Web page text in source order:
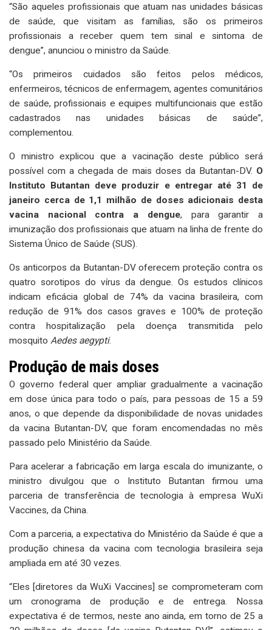
“São aqueles profissionais que atuam nas unidades básicas
de saúde, que visitam as famílias, são os primeiros
profissionais a receber quem tem sinal e sintoma de
dengue”, anunciou o ministro da Saúde.
“Os primeiros cuidados são feitos pelos médicos,
enfermeiros, técnicos de enfermagem, agentes comunitários
de saúde, profissionais e equipes multifuncionais que estão
cadastrados nas unidades básicas de saúde”,
complementou.
O ministro explicou que a vacinação deste público será
possível com a chegada de mais doses da Butantan-DV. O
Instituto Butantan deve produzir e entregar até 31 de
janeiro cerca de 1,1 milhão de doses adicionais desta
vacina nacional contra a dengue, para garantir a
imunização dos profissionais que atuam na linha de frente do
Sistema Único de Saúde (SUS).
Os anticorpos da Butantan-DV oferecem proteção contra os
quatro sorotipos do vírus da dengue. Os estudos clínicos
indicam eficácia global de 74% da vacina brasileira, com
redução de 91% dos casos graves e 100% de proteção
contra hospitalização pela doença transmitida pelo
mosquito Aedes aegypti.
Produção de mais doses
O governo federal quer ampliar gradualmente a vacinação
em dose única para todo o país, para pessoas de 15 a 59
anos, o que depende da disponibilidade de novas unidades
da vacina Butantan-DV, que foram encomendadas no mês
passado pelo Ministério da Saúde.
Para acelerar a fabricação em larga escala do imunizante, o
ministro divulgou que o Instituto Butantan firmou uma
parceria de transferência de tecnologia à empresa WuXi
Vaccines, da China.
Com a parceria, a expectativa do Ministério da Saúde é que a
produção chinesa da vacina com tecnologia brasileira seja
ampliada em até 30 vezes.
“Eles [diretores da WuXi Vaccines] se comprometeram com
um cronograma de produção e de entrega. Nossa
expectativa é de termos, neste ano ainda, em torno de 25 a